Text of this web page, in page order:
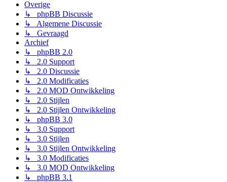
Overige
↳ phpBB Discussie
↳ Algemene Discussie
↳ Gevraagd
Archief
↳ phpBB 2.0
↳ 2.0 Support
↳ 2.0 Discussie
↳ 2.0 Modificaties
↳ 2.0 MOD Ontwikkeling
↳ 2.0 Stijlen
↳ 2.0 Stijlen Ontwikkeling
↳ phpBB 3.0
↳ 3.0 Support
↳ 3.0 Stijlen
↳ 3.0 Stijlen Ontwikkeling
↳ 3.0 Modificaties
↳ 3.0 MOD Ontwikkeling
↳ phpBB 3.1